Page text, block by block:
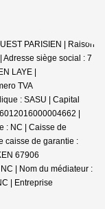
PARISIEN | Raison
Adresse siège social : 7
LAYE |
TVA
: SASU | Capital
|
: NC | Caisse de
caisse de garantie :
67906
| Nom du médiateur :
| Entreprise